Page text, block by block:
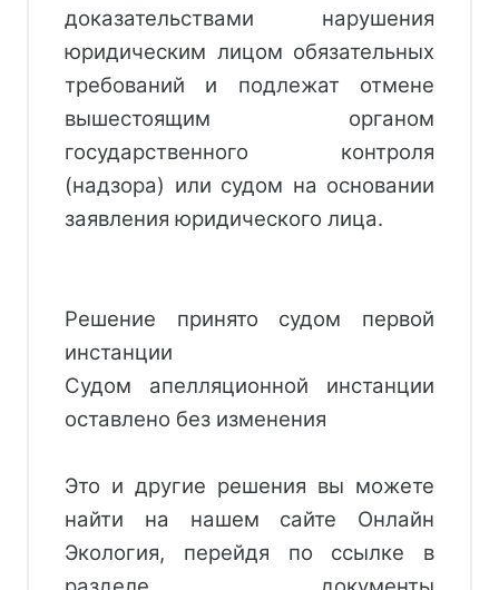
доказательствами нарушения
юридическим лицом обязательных
требований и подлежат отмене
вышестоящим органом
государственного контроля
(надзора) или судом на основании
заявления юридического лица.
Решение принято судом первой
инстанции
Судом апелляционной инстанции
оставлено без изменения
Это и другие решения вы можете
найти на нашем сайте Онлайн
Экология, перейдя по ссылке в